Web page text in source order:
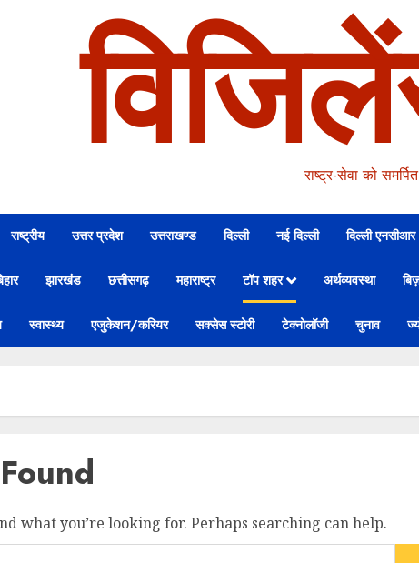
राष्ट्र-सेवा को
राष्ट्रीय उत्तर प्रदेश उत्तराखण्ड दिल्ली नई दिल्ली दिल्ली एनसीआर
झारखंड छत्तीसगढ़ महाराष्ट्र टॉप शहर अर्थव्यवस्था
स्वास्थ्य एजुकेशन/करियर सक्सेस स्टोरी टेक्नोलॉजी चुनाव
what you’re looking for. Perhaps searching can help.